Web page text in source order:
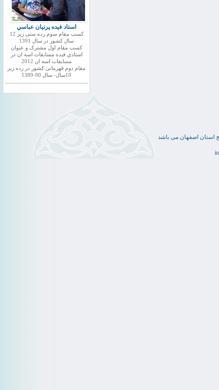
استاد فيده پرنيان عباسي
کسب مقام سوم رده سنی زیر 12
سال کشور در سال 1391
کسب مقام اول مشترک و عنوان
استادي فيده مسابقات اسه ان در
مسابقات اسه ان 2012
مقام دوم قهرمانی کشور در رده زیر
10سال- سال 90-1389
استان اصفهان می باشد